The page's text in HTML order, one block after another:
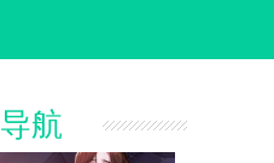
导航